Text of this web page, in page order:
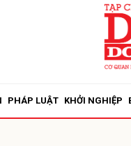
PHÁP LUẬT KHỞI NGHIỆP